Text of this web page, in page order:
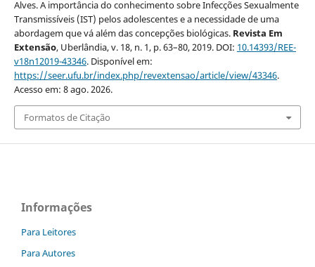
Alves. A importância do conhecimento sobre Infecções Sexualmente
Transmissíveis (IST) pelos adolescentes e a necessidade de uma
abordagem que vá além das concepções biológicas. Revista Em
Extensão, Uberlândia, v. 18, n. 1, p. 63–80, 2019. DOI: 10.14393/REE-
v18n12019-43346. Disponível em:
https://seer.ufu.br/index.php/revextensao/article/view/43346.
Acesso em: 8 ago. 2026.
Formatos de Citação
Informações
Para Leitores
Para Autores